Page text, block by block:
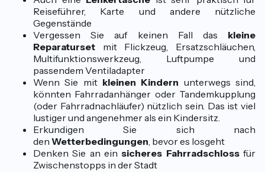
Reiseführer, Karte und andere nützliche
Gegenstände
Vergessen Sie auf keinen Fall das kleine
Reparaturset mit Flickzeug, Ersatzschläuchen,
Multifunktionswerkzeug, Luftpumpe und
passendem Ventiladapter
Wenn Sie mit kleinen Kindern unterwegs sind,
könnten Fahrradanhänger oder Tandemkupplung
(oder Fahrradnachläufer) nützlich sein. Das ist viel
lustiger und angenehmer als ein Kindersitz.
Erkundigen Sie sich nach
den Wetterbedingungen, bevor es losgeht
Denken Sie an einsicheres Fahrradschlossfür
Zwischenstopps in der Stadt